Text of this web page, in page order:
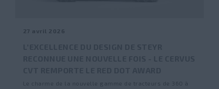
27 avril 2026
Le charme de la nouvelle gamme de tracteurs de 360 à